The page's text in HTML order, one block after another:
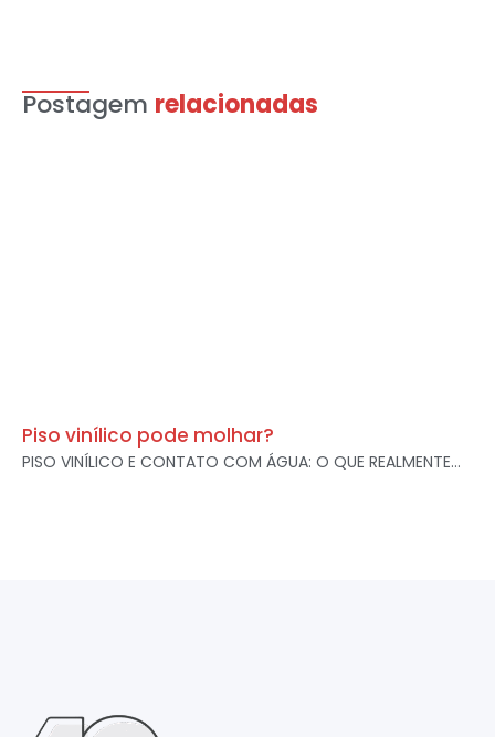
Postagem relacionadas
Piso vinílico pode molhar?
PISO VINÍLICO E CONTATO COM ÁGUA: O QUE REALMENTE...